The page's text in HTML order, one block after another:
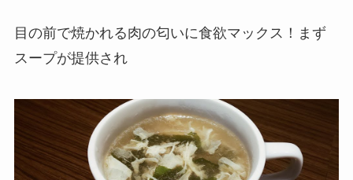
目の前で焼かれる肉の匂いに食欲マックス！まず
スープが提供され